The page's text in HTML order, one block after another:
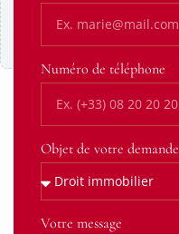
Numéro de téléphone
Objet de votre demande
Votre message